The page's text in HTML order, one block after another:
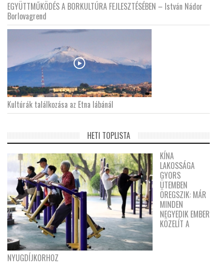
EGYÜTTMŰKÖDÉS A BORKULTÚRA FEJLESZTÉSÉBEN – István Nádor
Borlovagrend
Kultúrák találkozása az Etna lábánál
HETI TOPLISTA
KÍNA
LAKOSSÁGA
GYORS
ÜTEMBEN
ÖREGSZIK: MÁR
MINDEN
NEGYEDIK EMBER
KÖZELÍT A
NYUGDÍJKORHOZ